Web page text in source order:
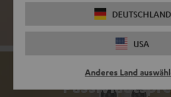
DEUTSCHLAND
USA
Anderes Land
Ausbau-Sets